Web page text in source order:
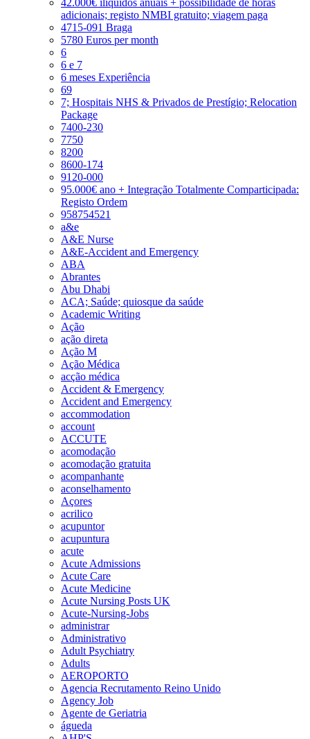
adicionais; registo NMBI gratuito; viagem paga
4715-091 Braga
5780 Euros per month
6
6 e 7
6 meses Experiência
69
7; Hospitais NHS & Privados de Prestígio; Relocation
Package
7400-230
7750
8200
8600-174
9120-000
95.000€ ano + Integração Totalmente Comparticipada:
Registo Ordem
958754521
a&e
A&E Nurse
A&E-Accident and Emergency
ABA
Abrantes
Abu Dhabi
ACA; Saúde; quiosque da saúde
Academic Writing
Ação
ação direta
Ação M
Ação Médica
acção médica
Accident & Emergency
Accident and Emergency
accommodation
account
ACCUTE
acomodação
acomodação gratuita
acompanhante
aconselhamento
Açores
acrilico
acupuntor
acupuntura
acute
Acute Admissions
Acute Care
Acute Medicine
Acute Nursing Posts UK
Acute-Nursing-Jobs
administrar
Administrativo
Adult Psychiatry
Adults
AEROPORTO
Agencia Recrutamento Reino Unido
Agency Job
Agente de Geriatria
águeda